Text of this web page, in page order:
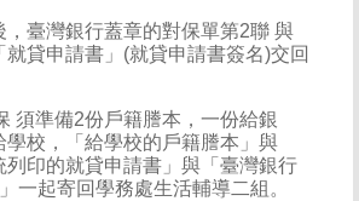
，臺灣銀行蓋章的對保單第2聯 與
就貸申請書」(就貸申請書簽名)交回
須準備2份戶籍謄本，一份給銀
學校，「給學校的戶籍謄本」與
列印的就貸申請書」與「臺灣銀行
一起寄回學務處生活輔導二組。